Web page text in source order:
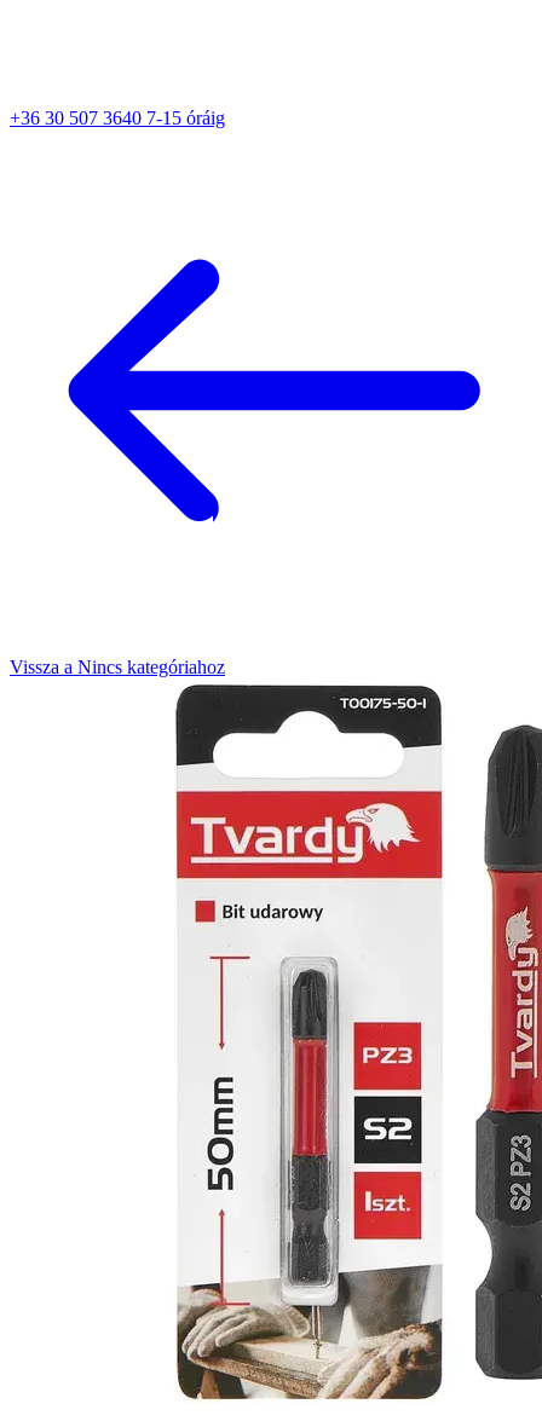
+36 30 507 3640 7-15 óráig
Vissza a Nincs kategóriahoz